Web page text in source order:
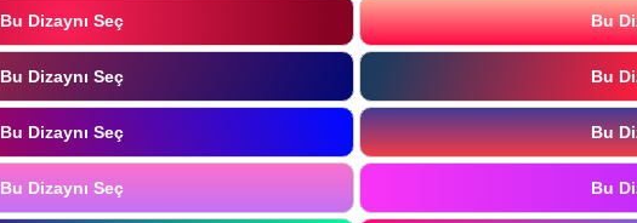
Bu Dizaynı Seç Bu
Bu Dizaynı Seç Bu
Bu Dizaynı Seç Bu
Bu Dizaynı Seç Bu